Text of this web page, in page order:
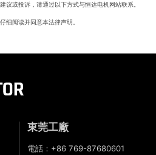
或投诉，请通过以下方式与恒达电机网站联系。
阅读并同意本法律声明。
東莞工廠
電話： +86 769-87680601